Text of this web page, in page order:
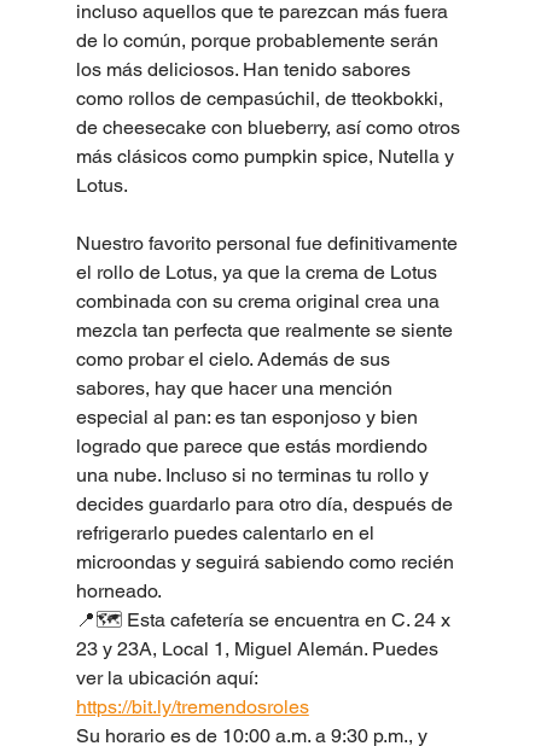
incluso aquellos que te parezcan más fuera
de lo común, porque probablemente serán
los más deliciosos. Han tenido sabores
como rollos de cempasúchil, de tteokbokki,
de cheesecake con blueberry, así como otros
más clásicos como pumpkin spice, Nutella y
Lotus.
Nuestro favorito personal fue definitivamente
el rollo de Lotus, ya que la crema de Lotus
combinada con su crema original crea una
mezcla tan perfecta que realmente se siente
como probar el cielo. Además de sus
sabores, hay que hacer una mención
especial al pan: es tan esponjoso y bien
logrado que parece que estás mordiendo
una nube. Incluso si no terminas tu rollo y
decides guardarlo para otro día, después de
refrigerarlo puedes calentarlo en el
microondas y seguirá sabiendo como recién
horneado.
📍🗺️ Esta cafetería se encuentra en C. 24 x
23 y 23A, Local 1, Miguel Alemán. Puedes
ver la ubicación aquí:
https://bit.ly/tremendosroles
Su horario es de 10:00 a.m. a 9:30 p.m., y